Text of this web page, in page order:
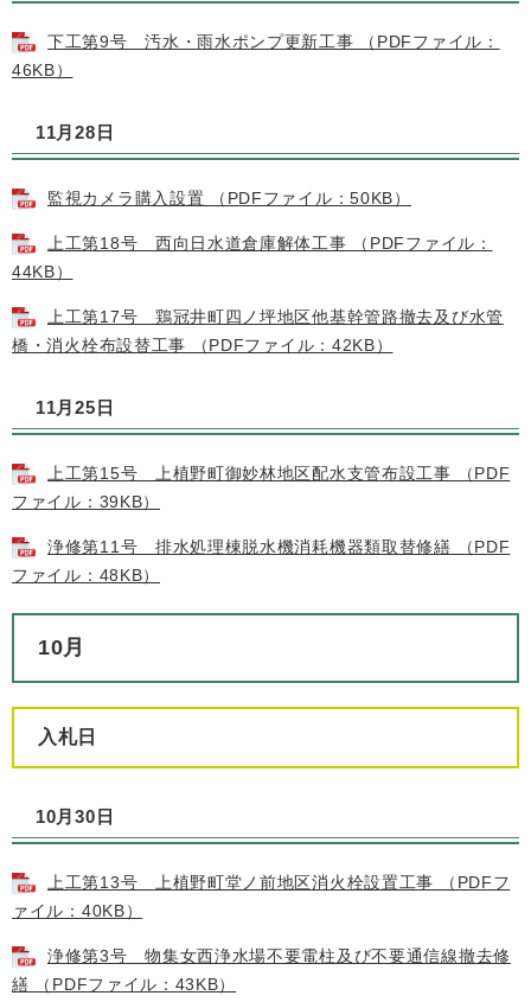
下工第9号 汚水・雨水ポンプ更新工事 （PDFファイル：
46KB）
11月28日
監視カメラ購入設置 （PDFファイル：50KB）
上工第18号 西向日水道倉庫解体工事 （PDFファイル：
44KB）
上工第17号 鶏冠井町四ノ坪地区他基幹管路撤去及び水管
橋・消火栓布設替工事 （PDFファイル：42KB）
11月25日
上工第15号 上植野町御妙林地区配水支管布設工事 （PDF
ファイル：39KB）
浄修第11号 排水処理棟脱水機消耗機器類取替修繕 （PDF
ファイル：48KB）
10月
入札日
10月30日
上工第13号 上植野町堂ノ前地区消火栓設置工事 （PDFフ
ァイル：40KB）
浄修第3号 物集女西浄水場不要電柱及び不要通信線撤去修
繕 （PDFファイル：43KB）